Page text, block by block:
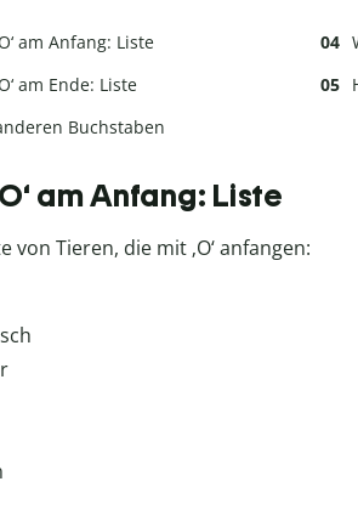
am Anfang: Liste
am Ende: Liste
Buchstaben
am Anfang: Liste
von Tieren, die mit ‚O‘ anfangen: